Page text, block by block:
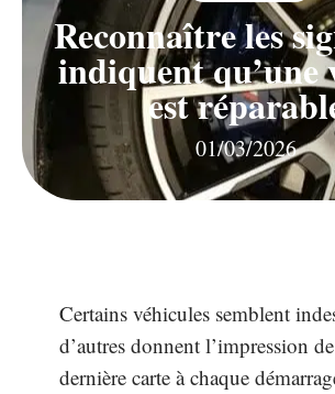
Reconnaître les
indiquent qu’une
est
01/03/2026
Certains véhicules semblent
d’autres donnent l’impression
dernière carte à chaque